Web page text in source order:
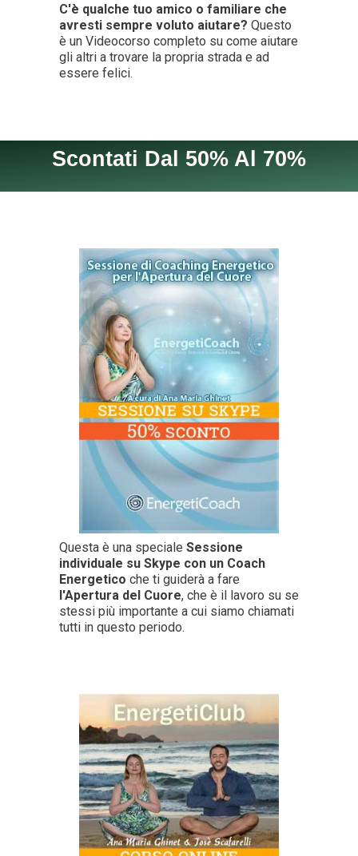
C'è qualche tuo amico o familiare che
avresti sempre voluto aiutare? Questo
è un Videocorso completo su come aiutare
gli altri a trovare la propria strada e ad
essere felici.
Scontati Dal 50% Al 70%
Questa è una speciale Sessione
individuale su Skype con un Coach
Energetico che ti guiderà a fare
l'Apertura del Cuore, che è il lavoro su se
stessi più importante a cui siamo chiamati
tutti in questo periodo.